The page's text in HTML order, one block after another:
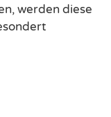
werden diese